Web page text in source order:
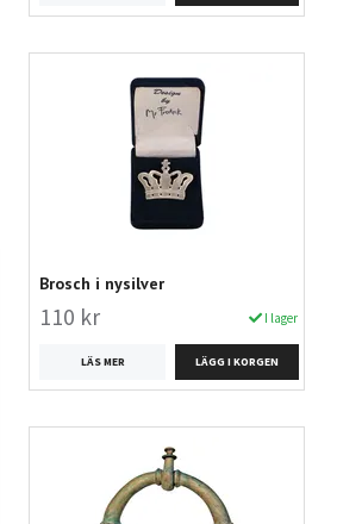
Brosch i nysilver
110 kr I lager
LÄS MER